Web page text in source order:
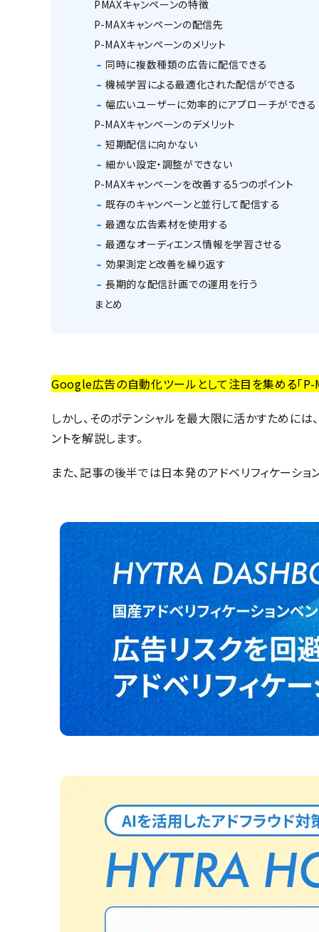
PMAXキャンペーンの特徴
P-MAXキャンペーンの配信先
P-MAXキャンペーンのメリット
同時に複数種類の広告に配信できる
機械学習による最適化された配信ができる
幅広いユーザーに効率的にアプローチができる
P-MAXキャンペーンのデメリット
短期配信に向かない
細かい設定・調整ができない
P-MAXキャンペーンを改善する5つのポイント
既存のキャンペーンと並行して配信する
最適な広告素材を使用する
最適なオーディエンス情報を学習させる
効果測定と改善を繰り返す
長期的な配信計画での運用を行う
まとめ
Google広告の自動化ツールとして注目を集める「P-
しかし、そのポテンシャルを最大限に活かすために
ントを解説します。
また、記事の後半では日本発のアドベリフィケーシ